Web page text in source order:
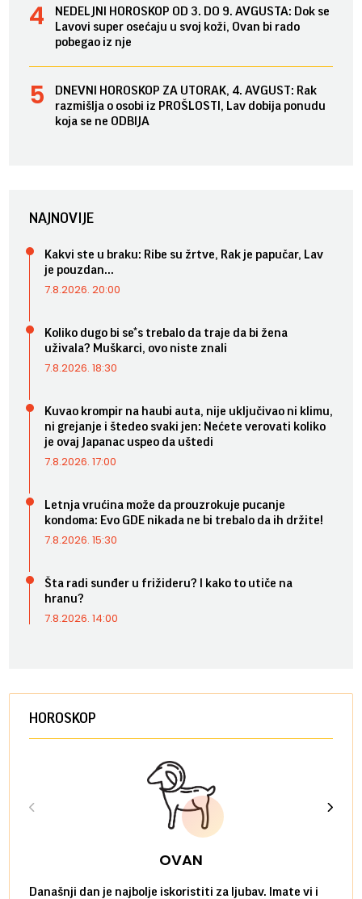
NEDELJNI HOROSKOP OD 3. DO 9. AVGUSTA: Dok se
Lavovi super osećaju u svoj koži, Ovan bi rado
pobegao iz nje
DNEVNI HOROSKOP ZA UTORAK, 4. AVGUST: Rak
razmišlja o osobi iz PROŠLOSTI, Lav dobija ponudu
koja se ne ODBIJA
NAJNOVIJE
Kakvi ste u braku: Ribe su žrtve, Rak je papučar, Lav
je pouzdan...
7.8.2026. 20:00
Koliko dugo bi se*s trebalo da traje da bi žena
uživala? Muškarci, ovo niste znali
7.8.2026. 18:30
Kuvao krompir na haubi auta, nije uključivao ni klimu,
ni grejanje i štedeo svaki jen: Nećete verovati koliko
je ovaj Japanac uspeo da uštedi
7.8.2026. 17:00
Letnja vrućina može da prouzrokuje pucanje
kondoma: Evo GDE nikada ne bi trebalo da ih držite!
7.8.2026. 15:30
Šta radi sunđer u frižideru? I kako to utiče na
hranu?
7.8.2026. 14:00
HOROSKOP
OVAN
Današnji dan je najbolje iskoristiti za ljubav. Imate vi i